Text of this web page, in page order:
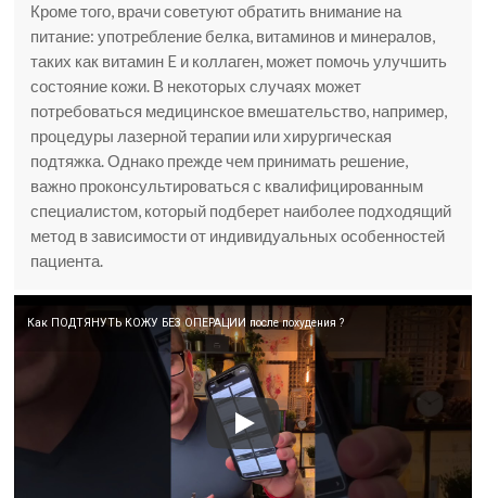
Кроме того, врачи советуют обратить внимание на
питание: употребление белка, витаминов и минералов,
таких как витамин E и коллаген, может помочь улучшить
состояние кожи. В некоторых случаях может
потребоваться медицинское вмешательство, например,
процедуры лазерной терапии или хирургическая
подтяжка. Однако прежде чем принимать решение,
важно проконсультироваться с квалифицированным
специалистом, который подберет наиболее подходящий
метод в зависимости от индивидуальных особенностей
пациента.
Как ПОДТЯНУТЬ КОЖУ БЕЗ ОПЕРАЦИИ после похудения ?